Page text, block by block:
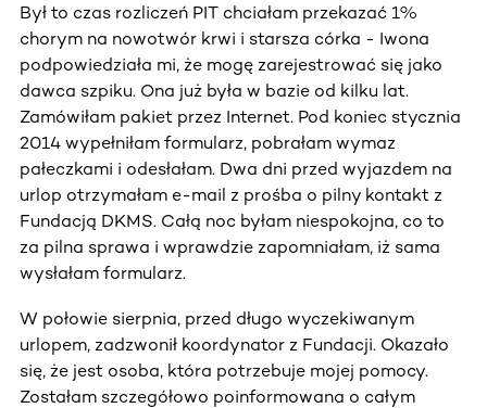
Był to czas rozliczeń PIT chciałam przekazać 1%
chorym na nowotwór krwi i starsza córka - Iwona
podpowiedziała mi, że mogę zarejestrować się jako
dawca szpiku. Ona już była w bazie od kilku lat.
Zamówiłam pakiet przez Internet. Pod koniec stycznia
2014 wypełniłam formularz, pobrałam wymaz
pałeczkami i odesłałam. Dwa dni przed wyjazdem na
urlop otrzymałam e-mail z prośba o pilny kontakt z
Fundacją DKMS. Całą noc byłam niespokojna, co to
za pilna sprawa i wprawdzie zapomniałam, iż sama
wysłałam formularz.
W połowie sierpnia, przed długo wyczekiwanym
urlopem, zadzwonił koordynator z Fundacji. Okazało
się, że jest osoba, która potrzebuje mojej pomocy.
Zostałam szczegółowo poinformowana o całym